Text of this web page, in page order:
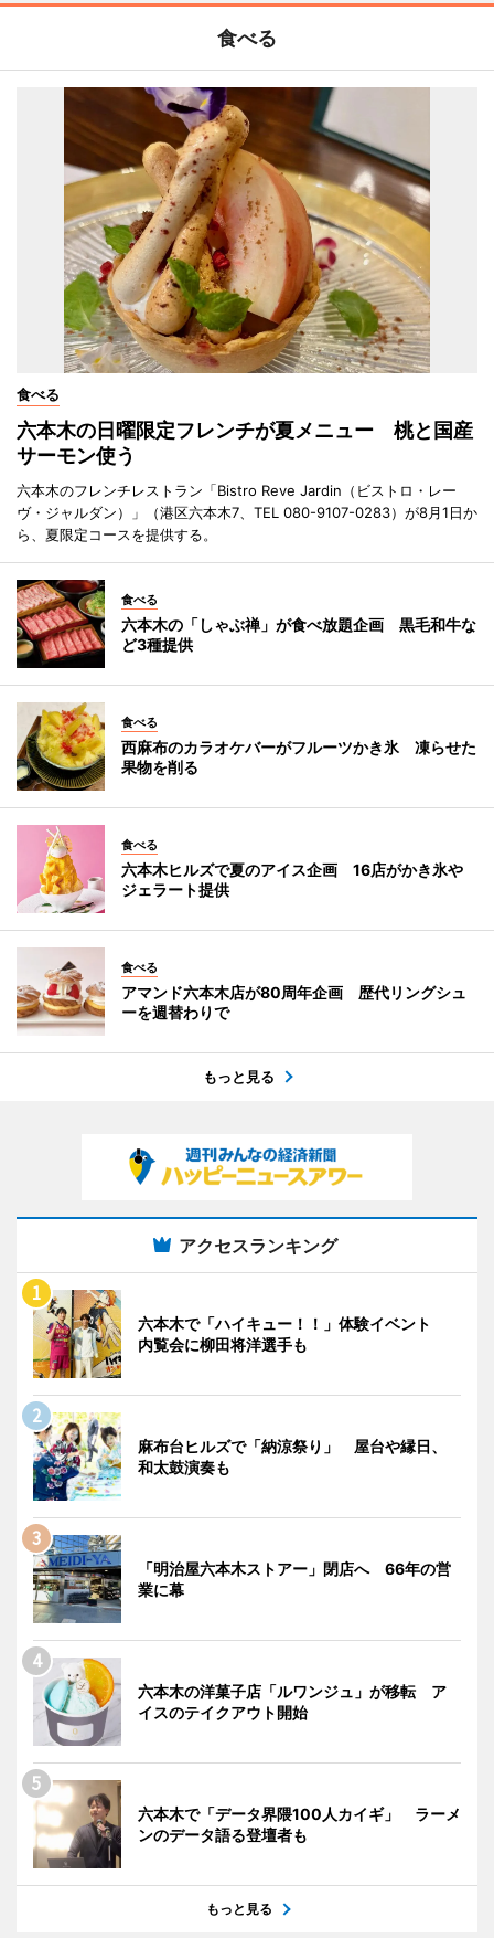
食べる
食べる
六本木の日曜限定フレンチが夏メニュー 桃と国産
サーモン使う
六本木のフレンチレストラン「Bistro Reve Jardin（ビストロ・レー
ヴ・ジャルダン）」（港区六本木7、TEL 080-9107-0283）が8月1日か
ら、夏限定コースを提供する。
食べる
六本木の「しゃぶ禅」が食べ放題企画 黒毛和牛な
ど3種提供
食べる
西麻布のカラオケバーがフルーツかき氷 凍らせた
果物を削る
食べる
六本木ヒルズで夏のアイス企画 16店がかき氷や
ジェラート提供
食べる
アマンド六本木店が80周年企画 歴代リングシュ
ーを週替わりで
もっと見る
アクセスランキング
六本木で「ハイキュー！！」体験イベント
内覧会に柳田将洋選手も
麻布台ヒルズで「納涼祭り」 屋台や縁日、
和太鼓演奏も
「明治屋六本木ストアー」閉店へ 66年の営
業に幕
六本木の洋菓子店「ルワンジュ」が移転 ア
イスのテイクアウト開始
六本木で「データ界隈100人カイギ」 ラーメ
ンのデータ語る登壇者も
もっと見る